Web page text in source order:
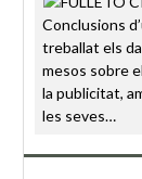
Conclusions
treballat els
mesos sobre
la publicitat,
les seves…